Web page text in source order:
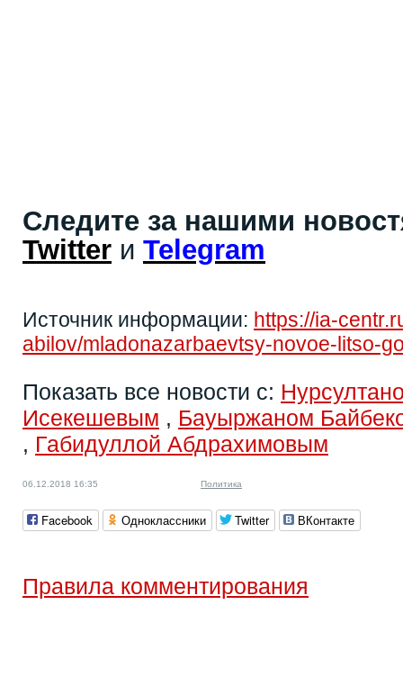
Следите за нашими
Twitter и Telegram
Источник информации: https://ia-
abilov/mladonazarbaevtsy-novoe-litso-
Показать все новости с:
Исекешевым , Бауыржаном
, Габидуллой Абдрахимовым
06.12.2018 16:35 Политика
Facebook Одноклассники Twitter ВКонтакте
Правила комментирования